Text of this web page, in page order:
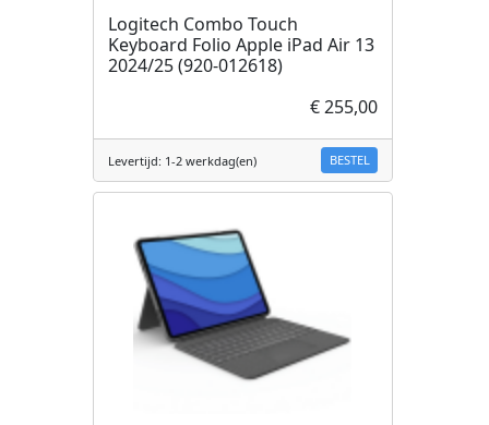
Logitech Combo Touch
Keyboard Folio Apple iPad Air 13
2024/25 (920-012618)
€ 255,00
Levertijd: 1-2 werkdag(en) BESTEL